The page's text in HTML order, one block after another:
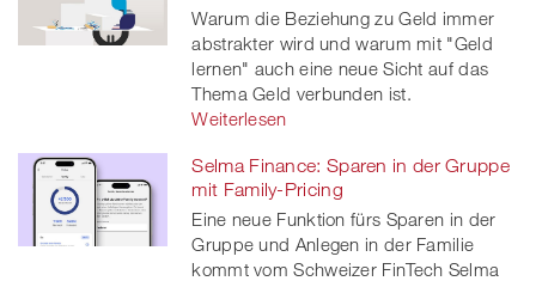
Warum die Beziehung zu Geld immer
abstrakter wird und warum mit "Geld
lernen" auch eine neue Sicht auf das
Thema Geld verbunden ist.
Weiterlesen
Selma Finance: Sparen in der Gruppe
mit Family-Pricing
Eine neue Funktion fürs Sparen in der
Gruppe und Anlegen in der Familie
kommt vom Schweizer FinTech Selma